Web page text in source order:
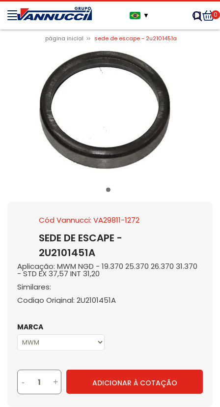
▼ 0
página inicial sede de escape - 2u2101451a
Cód Vannucci: VA29811-1272
SEDE DE ESCAPE -
2U2101451A
Aplicação: MWM NGD - 19.370 25.370 26.370 31.370
- STD EX 37,57 INT 31,20
Similares:
Codigo Original: 2U2101451A
MARCA
- + ADICIONAR À COTAÇÃO